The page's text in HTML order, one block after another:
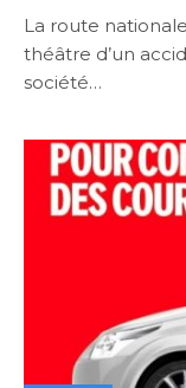
La route
théâtre d’un
société…